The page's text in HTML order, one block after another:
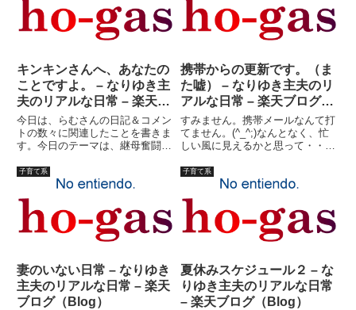
ん」長女は辛抱強く、もう一度言
い直し...
が腫れているということで、か
ぜ...
キンキンさんへ、あなたの
ことですよ。 – なりゆき主
夫のリアルな日常 – 楽天ブ
ログ（Blog）
今日は、らむさんの日記＆コメン
トの数々に関連したことを書きま
す。今日のテーマは、継母奮闘
継父でもありません。現実逃避し
ている失業継続中のお気楽主夫で
あることを先ずお断りしておきま
す。テーマが遭わない方にとって
は...
携帯からの更新です。（ま
た嘘） – なりゆき主夫のリ
アルな日常 – 楽天ブログ
（Blog）
すみません。携帯メールなんて打
てません。(^_^;)なんとなく、忙
しい風に見えるかと思って・・・
った方はクリック！！いや?。と
りあえず、忙しいのではないけれ
ど、時間がないようです。帰省か
ら帰って一休みといきたい...
子育て系
妻のいない日常 – なりゆき
主夫のリアルな日常 – 楽天
ブログ（Blog）
子育て系
夏休みスケジュール２ – な
りゆき主夫のリアルな日常
– 楽天ブログ（Blog）